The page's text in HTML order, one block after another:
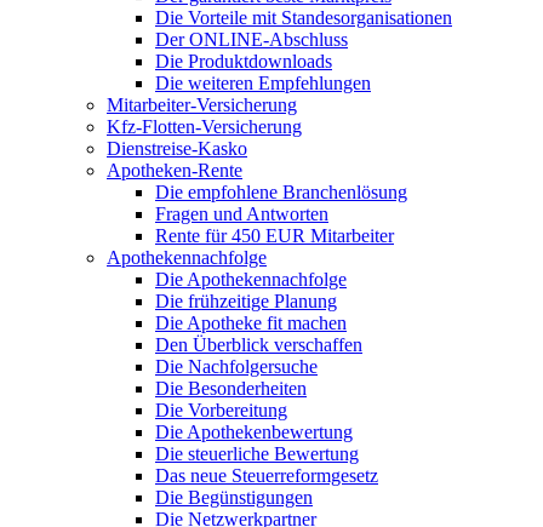
Die Vorteile mit Standesorganisationen
Der ONLINE-Abschluss
Die Produktdownloads
Die weiteren Empfehlungen
Mitarbeiter-Versicherung
Kfz-Flotten-Versicherung
Dienstreise-Kasko
Apotheken-Rente
Die empfohlene Branchenlösung
Fragen und Antworten
Rente für 450 EUR Mitarbeiter
Apothekennachfolge
Die Apothekennachfolge
Die frühzeitige Planung
Die Apotheke fit machen
Den Überblick verschaffen
Die Nachfolgersuche
Die Besonderheiten
Die Vorbereitung
Die Apothekenbewertung
Die steuerliche Bewertung
Das neue Steuerreformgesetz
Die Begünstigungen
Die Netzwerkpartner